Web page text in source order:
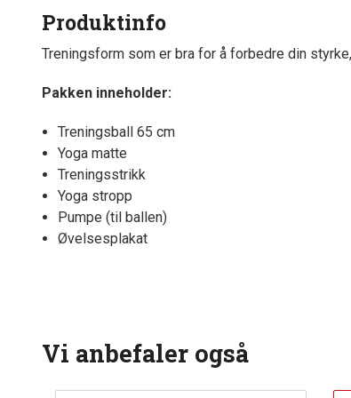
Produktinfo
Treningsform som er bra for å forbedre din
Pakken inneholder:
Treningsball 65 cm
Yoga matte
Treningsstrikk
Yoga stropp
Pumpe (til ballen)
Øvelsesplakat
Vi anbefaler også